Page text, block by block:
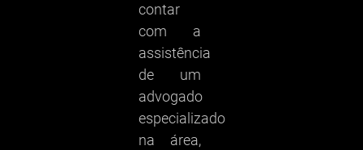
contar
com a
assistência
de um
advogado
especializado
na área,